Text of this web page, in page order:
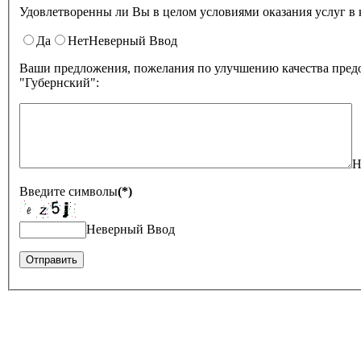
Удовлетворенны ли Вы в целом условиями
Да НетНеверный Ввод
Ваши предложения, пожелания по улучшению качества
"Губернский":
Введите символы(*)
Неверный Ввод